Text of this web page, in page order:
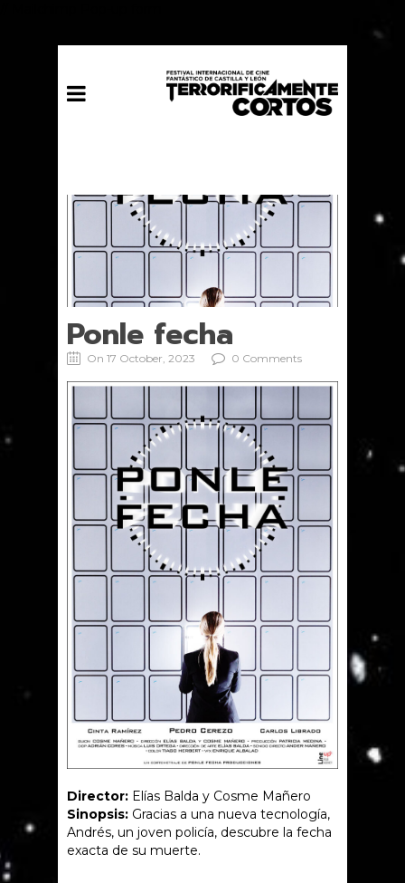
Ponle fecha
On 17 October, 2023 0 Comments
Director: Elías Balda y Cosme Mañero
Sinopsis: Gracias a una nueva tecnología,
Andrés, un joven policía, descubre la fecha
exacta de su muerte.